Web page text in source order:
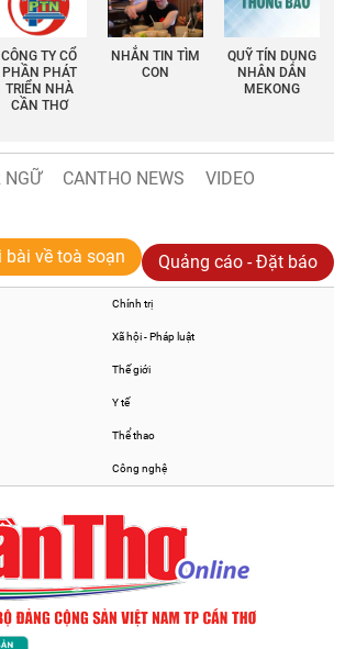
CÔNG TY CỔ
PHẦN PHÁT
TRIỂN NHÀ
CẦN THƠ
NHẮN TIN TÌM
CON
QUỸ TÍN DỤNG
NHÂN DÂN
MEKONG
NGỮ CANTHO NEWS
VIDEO
bài về toà soạn Quảng cáo - Đặt báo
Chính trị
Xã hội - Pháp luật
Thế giới
Y tế
Thể thao
Công nghệ